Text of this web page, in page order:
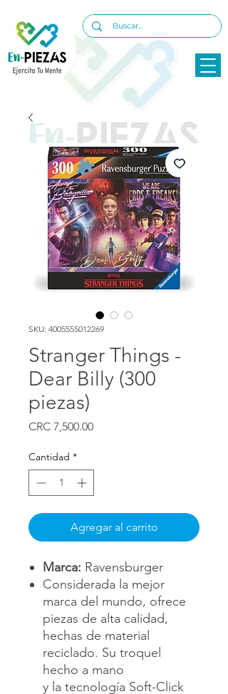
SKU: 4005555012269
Stranger Things -
Dear Billy (300
piezas)
CRC 7,500.00Precio
Cantidad *
Agregar al carrito
Marca: Ravensburger
Considerada la mejor
marca del mundo, ofrece
piezas de alta calidad,
hechas de material
reciclado. Su troquel
hecho a mano
y la tecnología Soft-Click